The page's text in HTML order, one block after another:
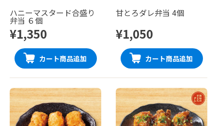
ハニーマスタード合盛り
弁当 ６個
¥1,350
カート商品追加
甘とろダレ弁当 4個
¥1,050
カート商品追加